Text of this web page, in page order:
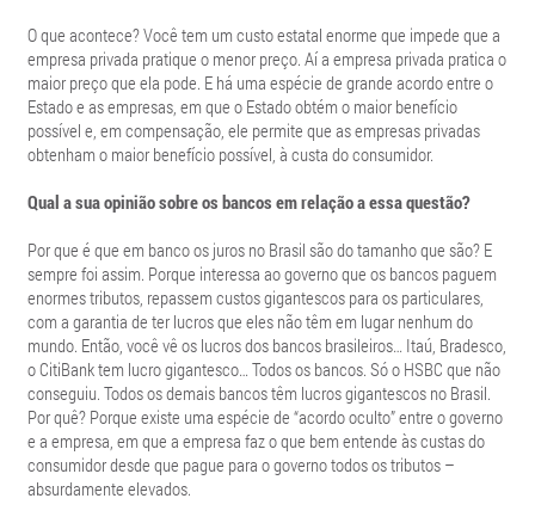
O que acontece? Você tem um custo estatal enorme que impede que a
empresa privada pratique o menor preço. Aí a empresa privada pratica o
maior preço que ela pode. E há uma espécie de grande acordo entre o
Estado e as empresas, em que o Estado obtém o maior benefício
possível e, em compensação, ele permite que as empresas privadas
obtenham o maior benefício possível, à custa do consumidor.
Qual a sua opinião sobre os bancos em relação a essa questão?
Por que é que em banco os juros no Brasil são do tamanho que são? E
sempre foi assim. Porque interessa ao governo que os bancos paguem
enormes tributos, repassem custos gigantescos para os particulares,
com a garantia de ter lucros que eles não têm em lugar nenhum do
mundo. Então, você vê os lucros dos bancos brasileiros… Itaú, Bradesco,
o CitiBank tem lucro gigantesco… Todos os bancos. Só o HSBC que não
conseguiu. Todos os demais bancos têm lucros gigantescos no Brasil.
Por quê? Porque existe uma espécie de “acordo oculto” entre o governo
e a empresa, em que a empresa faz o que bem entende às custas do
consumidor desde que pague para o governo todos os tributos –
absurdamente elevados.